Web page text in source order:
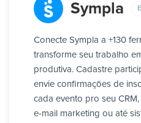
Sympla
Conecte Sympla a +130
transforme seu trabalho
produtiva. Cadastre
envie confirmações de
cada evento pro seu
e-mail marketing ou até